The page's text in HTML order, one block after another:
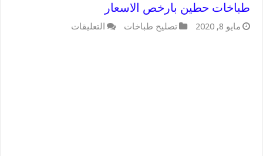
طباخات حطين بارخص الاسعار
مايو 8, 2020 تصليح طباخات التعليقات